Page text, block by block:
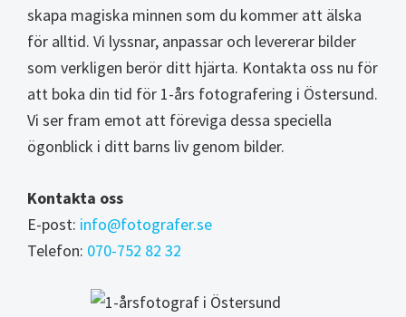
skapa magiska minnen som du kommer att älska
för alltid. Vi lyssnar, anpassar och levererar bilder
som verkligen berör ditt hjärta. Kontakta oss nu för
att boka din tid för 1-års fotografering i Östersund.
Vi ser fram emot att föreviga dessa speciella
ögonblick i ditt barns liv genom bilder.
Kontakta oss
E-post: info@fotografer.se
Telefon: 070-752 82 32